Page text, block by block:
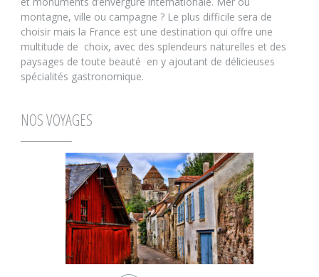
montagne, ville ou campagne ? Le plus difficile sera de
choisir mais la France est une destination qui offre une
multitude de choix, avec des splendeurs naturelles et des
paysages de toute beauté en y ajoutant de délicieuses
spécialités gastronomique.
NOS VOYAGES